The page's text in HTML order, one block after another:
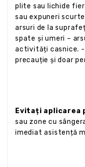
plite sau lichide
sau expuneri
arsuri de la
spate și umeri –
activități casnice. -
precauție și doar
Evitați aplicarea
sau zone cu
imediat asistență